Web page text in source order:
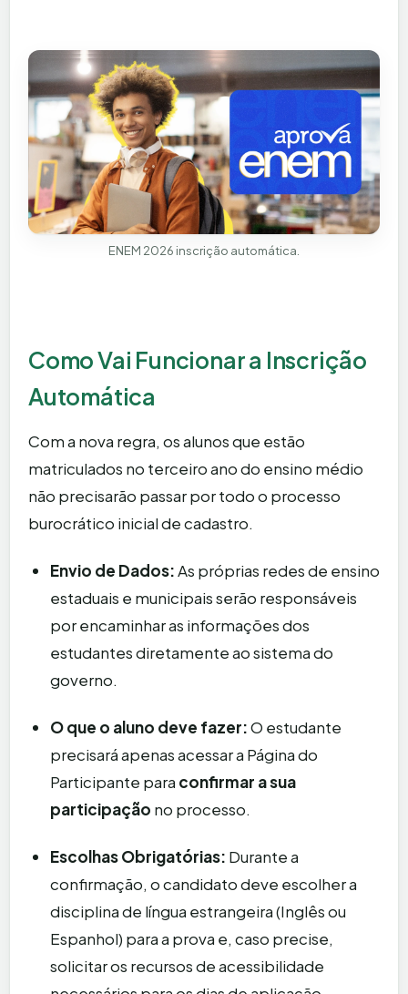
ENEM 2026 inscrição automática.
Como Vai Funcionar a Inscrição
Automática
Com a nova regra, os alunos que estão
matriculados no terceiro ano do ensino médio
não precisarão passar por todo o processo
burocrático inicial de cadastro.
Envio de Dados:As próprias redes de ensino
estaduais e municipais serão responsáveis
por encaminhar as informações dos
estudantes diretamente ao sistema do
governo.
O que o aluno deve fazer:O estudante
precisará apenas acessar a Página do
Participante para confirmar a sua
participação no processo.
Escolhas Obrigatórias: Durante a
confirmação, o candidato deve escolher a
disciplina de língua estrangeira (Inglês ou
Espanhol) para a prova e, caso precise,
solicitar os recursos de acessibilidade